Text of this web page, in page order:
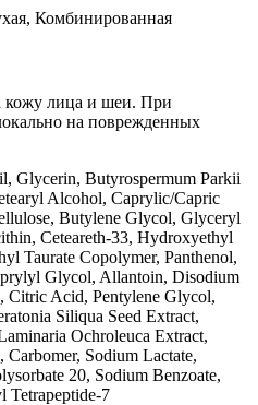
Комбинированная
кожу лица и шеи. При
на поврежденных
Glycerin, Butyrospermum Parkii
Alcohol, Caprylic/Capric
Butylene Glycol, Glyceryl
Ceteareth-33, Hydroxyethyl
Taurate Copolymer, Panthenol,
Glycol, Allantoin, Disodium
Citric Acid, Pentylene Glycol,
Siliqua Seed Extract,
Ochroleuca Extract,
Carbomer, Sodium Lactate,
20, Sodium Benzoate,
Tetrapeptide-7